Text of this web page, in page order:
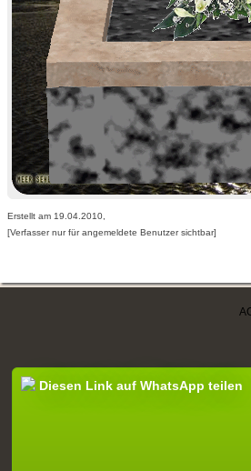
Erstellt am 19.04.2010,
[Verfasser nur für angemeldete Benutzer sichtbar]
Diesen Link auf WhatsApp teilen